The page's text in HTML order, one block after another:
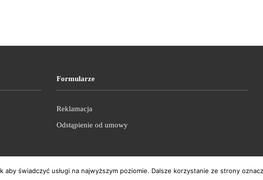
Formularze
Reklamacja
Odstąpienie od umowy
aby świadczyć usługi na najwyższym poziomie. Dalsze korzystanie ze strony